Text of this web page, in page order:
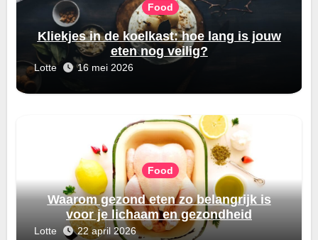
Food
Kliekjes in de koelkast: hoe lang is jouw
eten nog veilig?
Lotte 16 mei 2026
Food
Waarom gezond eten zo belangrijk is
voor je lichaam en gezondheid
Lotte 22 april 2026